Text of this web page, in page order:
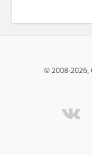
© 2008-2026,